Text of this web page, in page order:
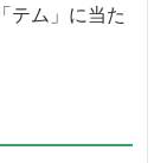
テム」に当た